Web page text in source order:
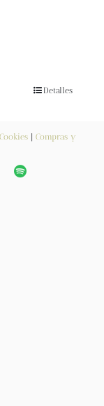
Detalles
Cookies| Compras y